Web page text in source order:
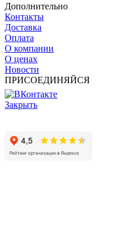
Дополнительно
Контакты
Доставка
Оплата
О компании
О ценах
Новости
ПРИСОЕДИНЯЙСЯ
Закрыть